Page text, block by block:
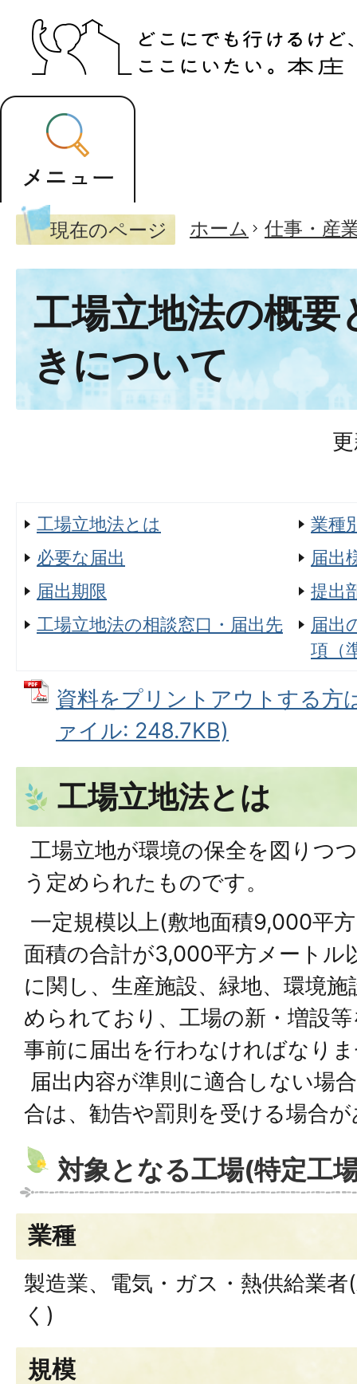
現在のページ ホーム 仕事・産
工場立地法の概要
きについて
工場立地法とは
業種
必要な届出
届出
届出期限
提出
工場立地法の相談窓口・届出先
届出
項（
資料をプリントアウトする方
ァイル: 248.7KB)
工場立地法とは
工場立地が環境の保全を図りつ
う定められたものです。
一定規模以上(敷地面積9,000平
面積の合計が3,000平方メートル
に関し、生産施設、緑地、環境
められており、工場の新・増設
事前に届出を行わなければなり
届出内容が準則に適合しない場
合は、勧告や罰則を受ける場合
対象となる工場(特定工
業種
製造業、電気・ガス・熱供給業
く)
規模